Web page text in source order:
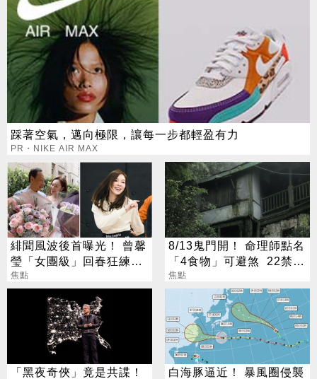
踩著空氣，邁向極限，讓每一步都輕盈有力
PR・NIKE AIR MAX
緋聞風波後首曝光！ 曾馨
瑩「女團級」回春狂練舞
郭董獨自公園散步
焦點
8/13鬼門開！ 命理師點名
「4食物」可避煞 22禁忌
一次看
焦點
「黑夜奇俠」竟是共諜！
白海豚逼近！ 暴風圈侵襲